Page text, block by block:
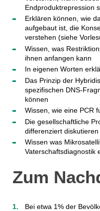
Endproduktrepression
Erklären können, wie
aufgebaut ist, die
verstehen (siehe
Wissen, was
ihnen anfangen kann
In eigenen Worten
Das Prinzip der
spezifischen DNS-
können
Wissen, wie eine PCR
Die gesellschaftliche
differenziert diskutieren
Wissen was
Vaterschaftsdiagnostik
Zum
Bei etwa 1% der